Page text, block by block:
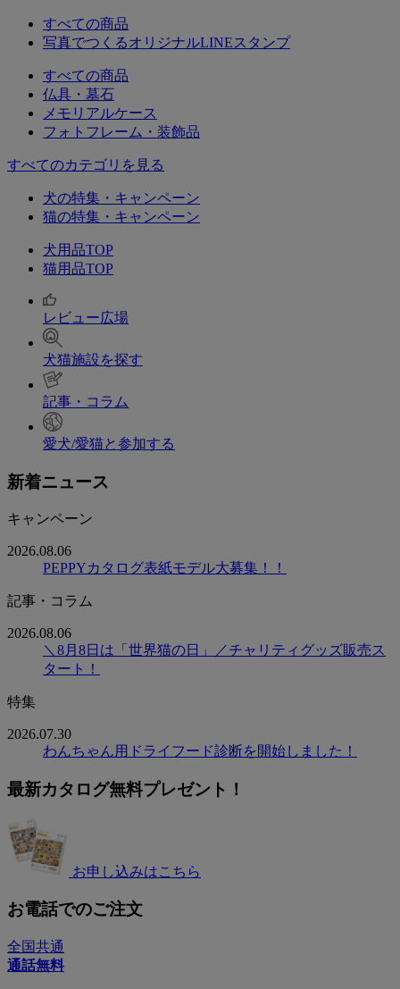
すべての商品
写真でつくるオリジナルLINEスタンプ
すべての商品
仏具・墓石
メモリアルケース
フォトフレーム・装飾品
すべてのカテゴリを見る
犬の特集・キャンペーン
猫の特集・キャンペーン
犬用品TOP
猫用品TOP
レビュー広場
犬猫施設を探す
記事・コラム
愛犬/愛猫と参加する
新着ニュース
キャンペーン
2026.08.06
PEPPYカタログ表紙モデル大募集！！
記事・コラム
2026.08.06
＼8月8日は「世界猫の日」／チャリティグッズ販売ス
タート！
特集
2026.07.30
わんちゃん用ドライフード診断を開始しました！
最新カタログ無料プレゼント！
お申し込みはこちら
お電話でのご注文
全国共通
通話無料